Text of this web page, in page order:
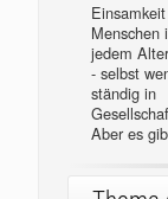
Menschen
jedem
- selbst
ständig in
Aber es